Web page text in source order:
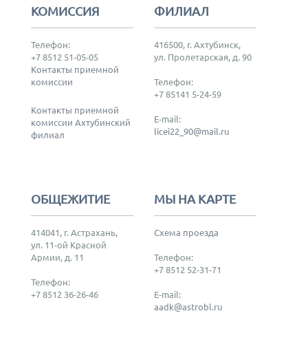
КОМИССИЯ
Телефон:
+7 8512 51-05-05
Контакты приемной
комиссии
Контакты приемной
комиссии Ахтубинский
филиал
ФИЛИАЛ
416500, г. Ахтубинск,
ул. Пролетарская, д. 90
Телефон:
+7 85141 5-24-59
E-mail:
licei22_90@mail.ru
ОБЩЕЖИТИЕ
414041, г. Астрахань,
ул. 11-ой Красной
Армии, д. 11
Телефон:
+7 8512 36-26-46
МЫ НА КАРТЕ
Схема проезда
Телефон:
+7 8512 52-31-71
E-mail:
aadk@astrobl.ru